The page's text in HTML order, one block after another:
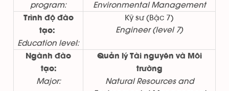
program:
Environmental Management
Trình độ đào
tạo:
Education level:
Kỹ sư (Bậc 7)
Engineer (level 7)
Ngành đào
tạo:
Major:
Quản lý Tài nguyên và Môi
trường
Natural Resources and